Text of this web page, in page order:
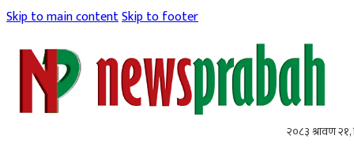
Skip to main contentSkip to footer
२०८३ श्रावण २१,